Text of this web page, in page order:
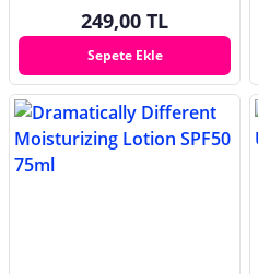
249,00 TL
Sepete Ekle